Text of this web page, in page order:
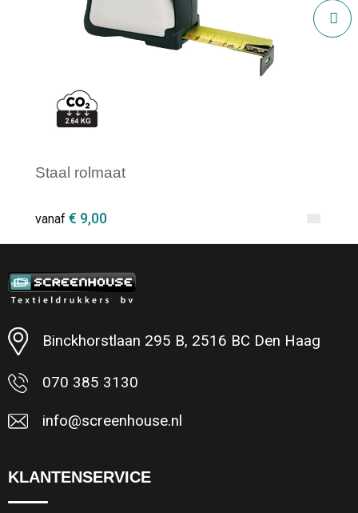
Staal rolmaat
vanaf € 9,00
Minimale afname: 1
Binckhorstlaan 295 B, 2516 BC Den Haag
070 385 3130
info@screenhouse.nl
KLANTENSERVICE